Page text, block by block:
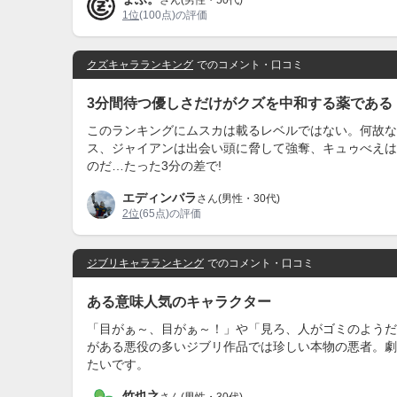
1位(100点)の評価
クズキャラランキング でのコメント・口コミ
3分間待つ優しさだけがクズを中和する薬である
このランキングにムスカは載るレベルではない。何故
ス、ジャイアンは出会い頭に脅して強奪、キュゥべえ
のだ…たった3分の差で!
エディンバラ さん(男性・30代)
2位(65点)の評価
ジブリキャラランキング でのコメント・口コミ
ある意味人気のキャラクター
「目がぁ～、目がぁ～！」や「見ろ、人がゴミのよ
がある悪役の多いジブリ作品では珍しい本物の悪者。
たいです。